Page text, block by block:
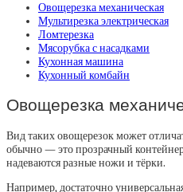
Овощерезка механическая
Мультирезка электрическая
Ломтерезка
Мясорубка с насадками
Кухонная машина
Кухонный комбайн
Овощерезка
Вид таких овощерезок может
обычно — это прозрачный
надеваются разные ножи и тёрки.
Например, достаточно